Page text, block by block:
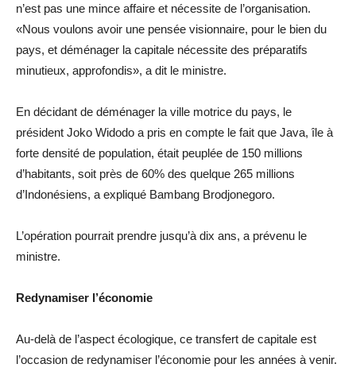
n’est pas une mince affaire et nécessite de l’organisation.
«Nous voulons avoir une pensée visionnaire, pour le bien du
pays, et déménager la capitale nécessite des préparatifs
minutieux, approfondis», a dit le ministre.
En décidant de déménager la ville motrice du pays, le
président Joko Widodo a pris en compte le fait que Java, île à
forte densité de population, était peuplée de 150 millions
d’habitants, soit près de 60% des quelque 265 millions
d’Indonésiens, a expliqué Bambang Brodjonegoro.
L’opération pourrait prendre jusqu’à dix ans, a prévenu le
ministre.
Redynamiser l’économie
Au-delà de l’aspect écologique, ce transfert de capitale est
l’occasion de redynamiser l’économie pour les années à venir.